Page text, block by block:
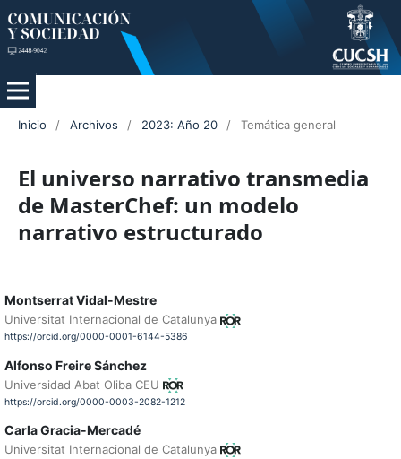
Inicio / Archivos / 2023: Año 20 / Temática general
El universo narrativo transmedia
de MasterChef: un modelo
narrativo estructurado
Montserrat Vidal-Mestre
Universitat Internacional de Catalunya
https://orcid.org/0000-0001-6144-5386
Alfonso Freire Sánchez
Universidad Abat Oliba CEU
https://orcid.org/0000-0003-2082-1212
Carla Gracia-Mercadé
Universitat Internacional de Catalunya